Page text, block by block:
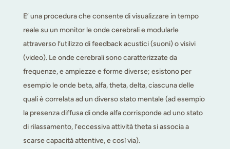
E’ una procedura che consente di visualizzare in tempo
reale su un monitor le onde cerebrali e modularle
attraverso l’utilizzo di feedback acustici (suoni) o visivi
(video). Le onde cerebrali sono caratterizzate da
frequenze, e ampiezze e forme diverse; esistono per
esempio le onde beta, alfa, theta, delta, ciascuna delle
quali è correlata ad un diverso stato mentale (ad esempio
la presenza diffusa di onde alfa corrisponde ad uno stato
di rilassamento, l’eccessiva attività theta si associa a
scarse capacità attentive, e così via).